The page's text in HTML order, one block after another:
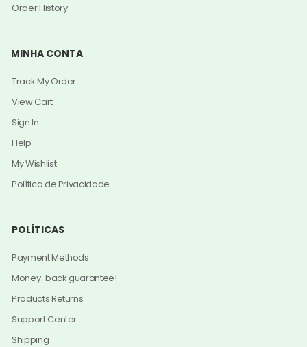
Order History
MINHA CONTA
Track My Order
View Cart
Sign In
Help
My Wishlist
Política de Privacidade
POLÍTICAS
Payment Methods
Money-back guarantee!
Products Returns
Support Center
Shipping